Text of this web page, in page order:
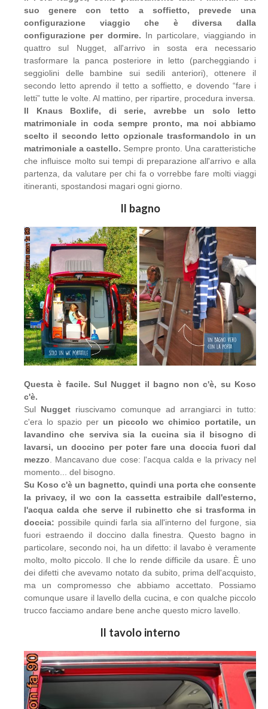
suo genere con tetto a soffietto, prevede una
configurazione viaggio che è diversa dalla
configurazione per dormire. In particolare, viaggiando in
quattro sul Nugget, all'arrivo in sosta era necessario
trasformare la panca posteriore in letto (parcheggiando i
seggiolini delle bambine sui sedili anteriori), ottenere il
secondo letto aprendo il tetto a soffietto, e dovendo “fare i
letti” tutte le volte. Al mattino, per ripartire, procedura inversa.
Il Knaus Boxlife, di serie, avrebbe un solo letto
matrimoniale in coda sempre pronto, ma noi abbiamo
scelto il secondo letto opzionale trasformandolo in un
matrimoniale a castello. Sempre pronto. Una caratteristiche
che influisce molto sui tempi di preparazione all'arrivo e alla
partenza, da valutare per chi fa o vorrebbe fare molti viaggi
itineranti, spostandosi magari ogni giorno.
Il bagno
Questa è facile. Sul Nugget il bagno non c'è, su Koso
c'è.
Sul Nugget riuscivamo comunque ad arrangiarci in tutto:
c'era lo spazio per un piccolo wc chimico portatile, un
lavandino che serviva sia la cucina sia il bisogno di
lavarsi, un doccino per poter fare una doccia fuori dal
mezzo . Mancavano due cose: l'acqua calda e la privacy nel
momento... del bisogno.
Su Koso c'è un bagnetto, quindi una porta che consente
la privacy, il wc con la cassetta estraibile dall'esterno,
l'acqua calda che serve il rubinetto che si trasforma in
doccia: possibile quindi farla sia all'interno del furgone, sia
fuori estraendo il doccino dalla finestra. Questo bagno in
particolare, secondo noi, ha un difetto: il lavabo è veramente
molto, molto piccolo. Il che lo rende difficile da usare. È uno
dei difetti che avevamo notato da subito, prima dell'acquisto,
ma un compromesso che abbiamo accettato. Possiamo
comunque usare il lavello della cucina, e con qualche piccolo
trucco facciamo andare bene anche questo micro lavello.
Il tavolo interno